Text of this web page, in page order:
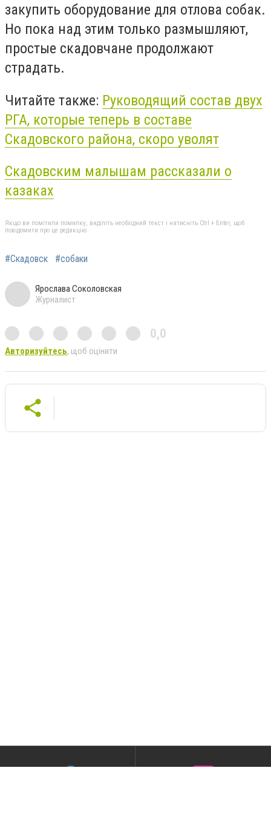
закупить оборудование для отлова собак.
Но пока над этим только размышляют,
простые скадовчане продолжают
страдать.
Читайте также: Руководящий состав двух
РГА, которые теперь в составе
Скадовского района, скоро уволят
Скадовским малышам рассказали о
казаках
Якщо ви помітили помилку, виділіть необхідний текст і натисніть Ctrl + Enter, щоб
повідомити про це редакцію
#Скадовск #собаки
Ярослава Соколовская
Журналист
0,0
Авторизуйтесь, щоб оцінити